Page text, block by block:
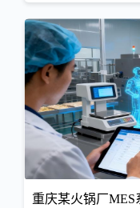
重庆某火锅厂MES